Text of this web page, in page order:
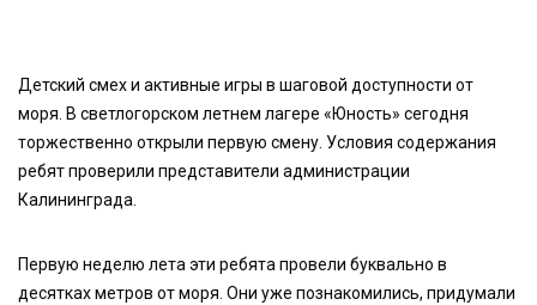
Детский смех и активные игры в шаговой доступности от
моря. В светлогорском летнем лагере «Юность» сегодня
торжественно открыли первую смену. Условия содержания
ребят проверили представители администрации
Калининграда.
Первую неделю лета эти ребята провели буквально в
десятках метров от моря. Они уже познакомились, придумали